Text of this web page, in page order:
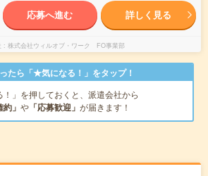
応募へ進む 詳しく見る
株式会社ウィルオブ・ワーク FO事業部
たら「★気になる！」をタップ！
！」を押しておくと、派遣会社から
約」 や 「応募歓迎」 が届きます！